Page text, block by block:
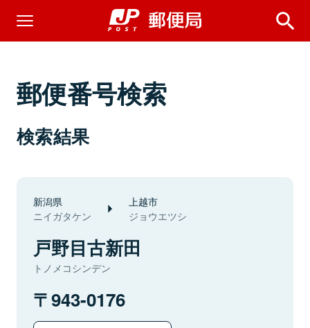
郵便番号検索
検索結果
新潟県
ニイガタケン
上越市
ジョウエツシ
戸野目古新田
トノメコシンデン
943-0176